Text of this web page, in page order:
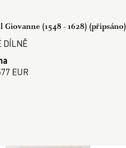
Giovanne (1548 - 1628) (připsáno)
DÍLNĚ
EUR